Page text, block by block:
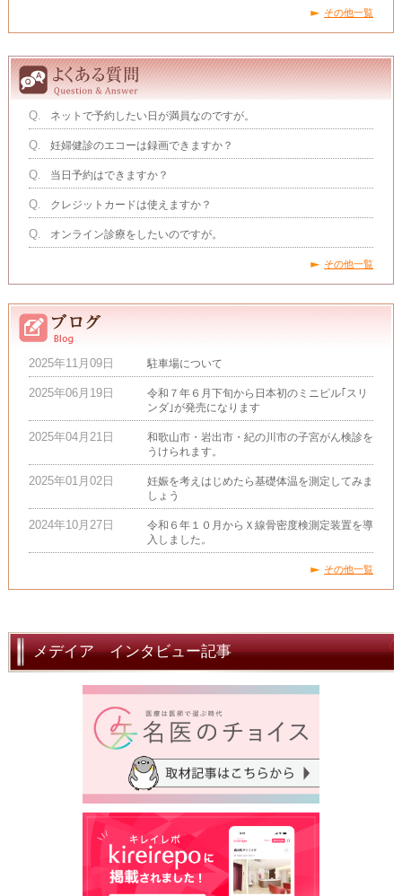
その他一覧
Q. ネットで予約したい日が満員なのですが。
Q. 妊婦健診のエコーは録画できますか？
Q. 当日予約はできますか？
Q. クレジットカードは使えますか？
Q. オンライン診療をしたいのですが。
その他一覧
2025年11月09日 駐車場について
2025年06月19日
令和７年６月下旬から日本初のミニピル｢スリ
ンダ｣が発売になります
2025年04月21日
和歌山市・岩出市・紀の川市の子宮がん検診を
うけられます。
2025年01月02日
妊娠を考えはじめたら基礎体温を測定してみま
しょう
2024年10月27日
令和６年１０月からＸ線骨密度検測定装置を導
入しました。
その他一覧
メデイア インタビュー記事